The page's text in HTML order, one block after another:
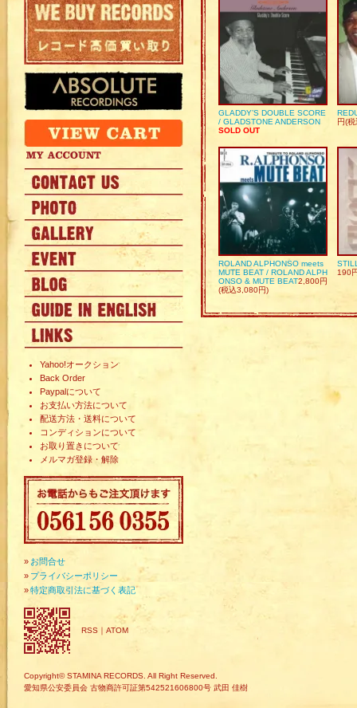
Yahoo!オークション
Back Order
Paypalについて
お支払い方法について
配送方法・送料について
コンディションについて
お取り置きについて
メルマガ登録・解除
» お問合せ
» プライバシーポリシー
»特定商取引法に基づく表記
RSS ｜ ATOM
GLADDY’S DOUBLE SCORE
/ GLADSTONE ANDERSON
SOLD OUT
円(
ROLAND ALPHONSO meets
MUTE BEAT / ROLAND ALPH
ONSO & MUTE BEAT2,800円
(税込3,080円)
190
Copyright© STAMINA RECORDS. All Right Reserved.
愛知県公安委員会 古物商許可証第542521606800号 武田 佳樹